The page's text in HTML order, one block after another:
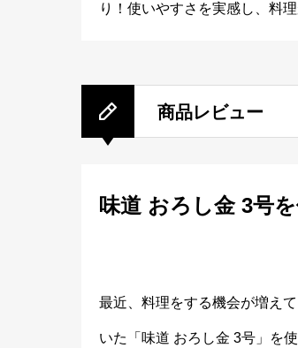
り！使いやすさを実感し、料
商品レビュー
味道 おろし金 3号
最近、料理をする機会が増え
いた「味道 おろし金 3号」を